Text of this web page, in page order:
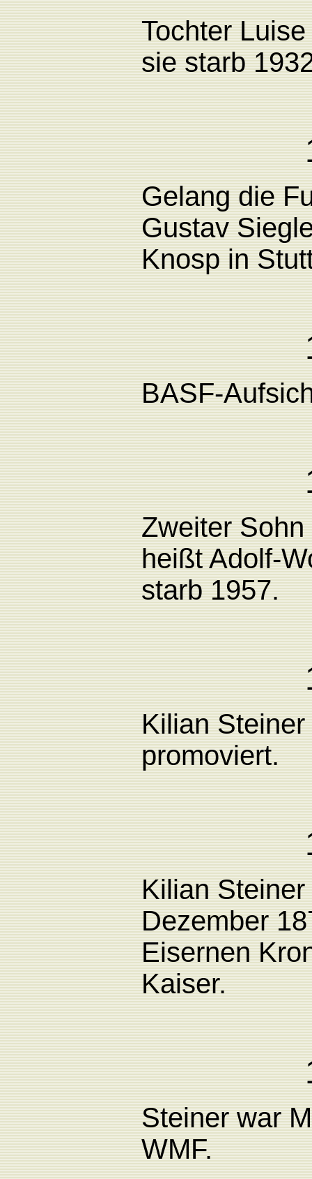
Tochter
sie starb
Gelang die
Gustav
Knosp in
BASF-
Zweiter
heißt Adolf-
starb 1957.
Kilian
promoviert.
Kilian
Dezember
Eisernen
Kaiser.
Steiner war
WMF.